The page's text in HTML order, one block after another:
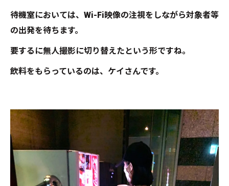
待機室においては、Wi-Fi映像の注視をしながら対象者等
の出発を待ちます。
要するに無人撮影に切り替えたという形ですね。
飲料をもらっているのは、ケイさんです。